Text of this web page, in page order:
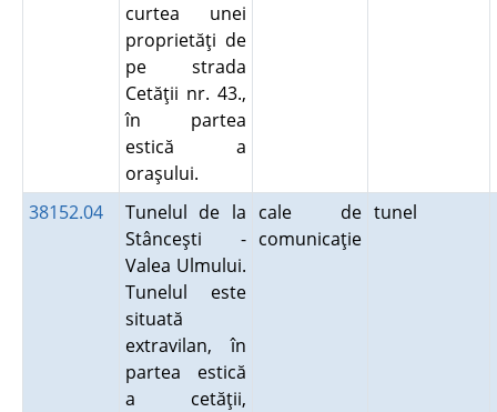
curtea unei
proprietăţi de
pe strada
Cetăţii nr. 43.,
în partea
estică a
oraşului.
38152.04
Tunelul de la
Stânceşti -
Valea Ulmului.
Tunelul este
situată
extravilan, în
partea estică
a cetăţii,
cale de
comunicaţie
tunel